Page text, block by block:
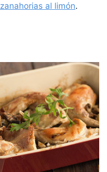
al limón.